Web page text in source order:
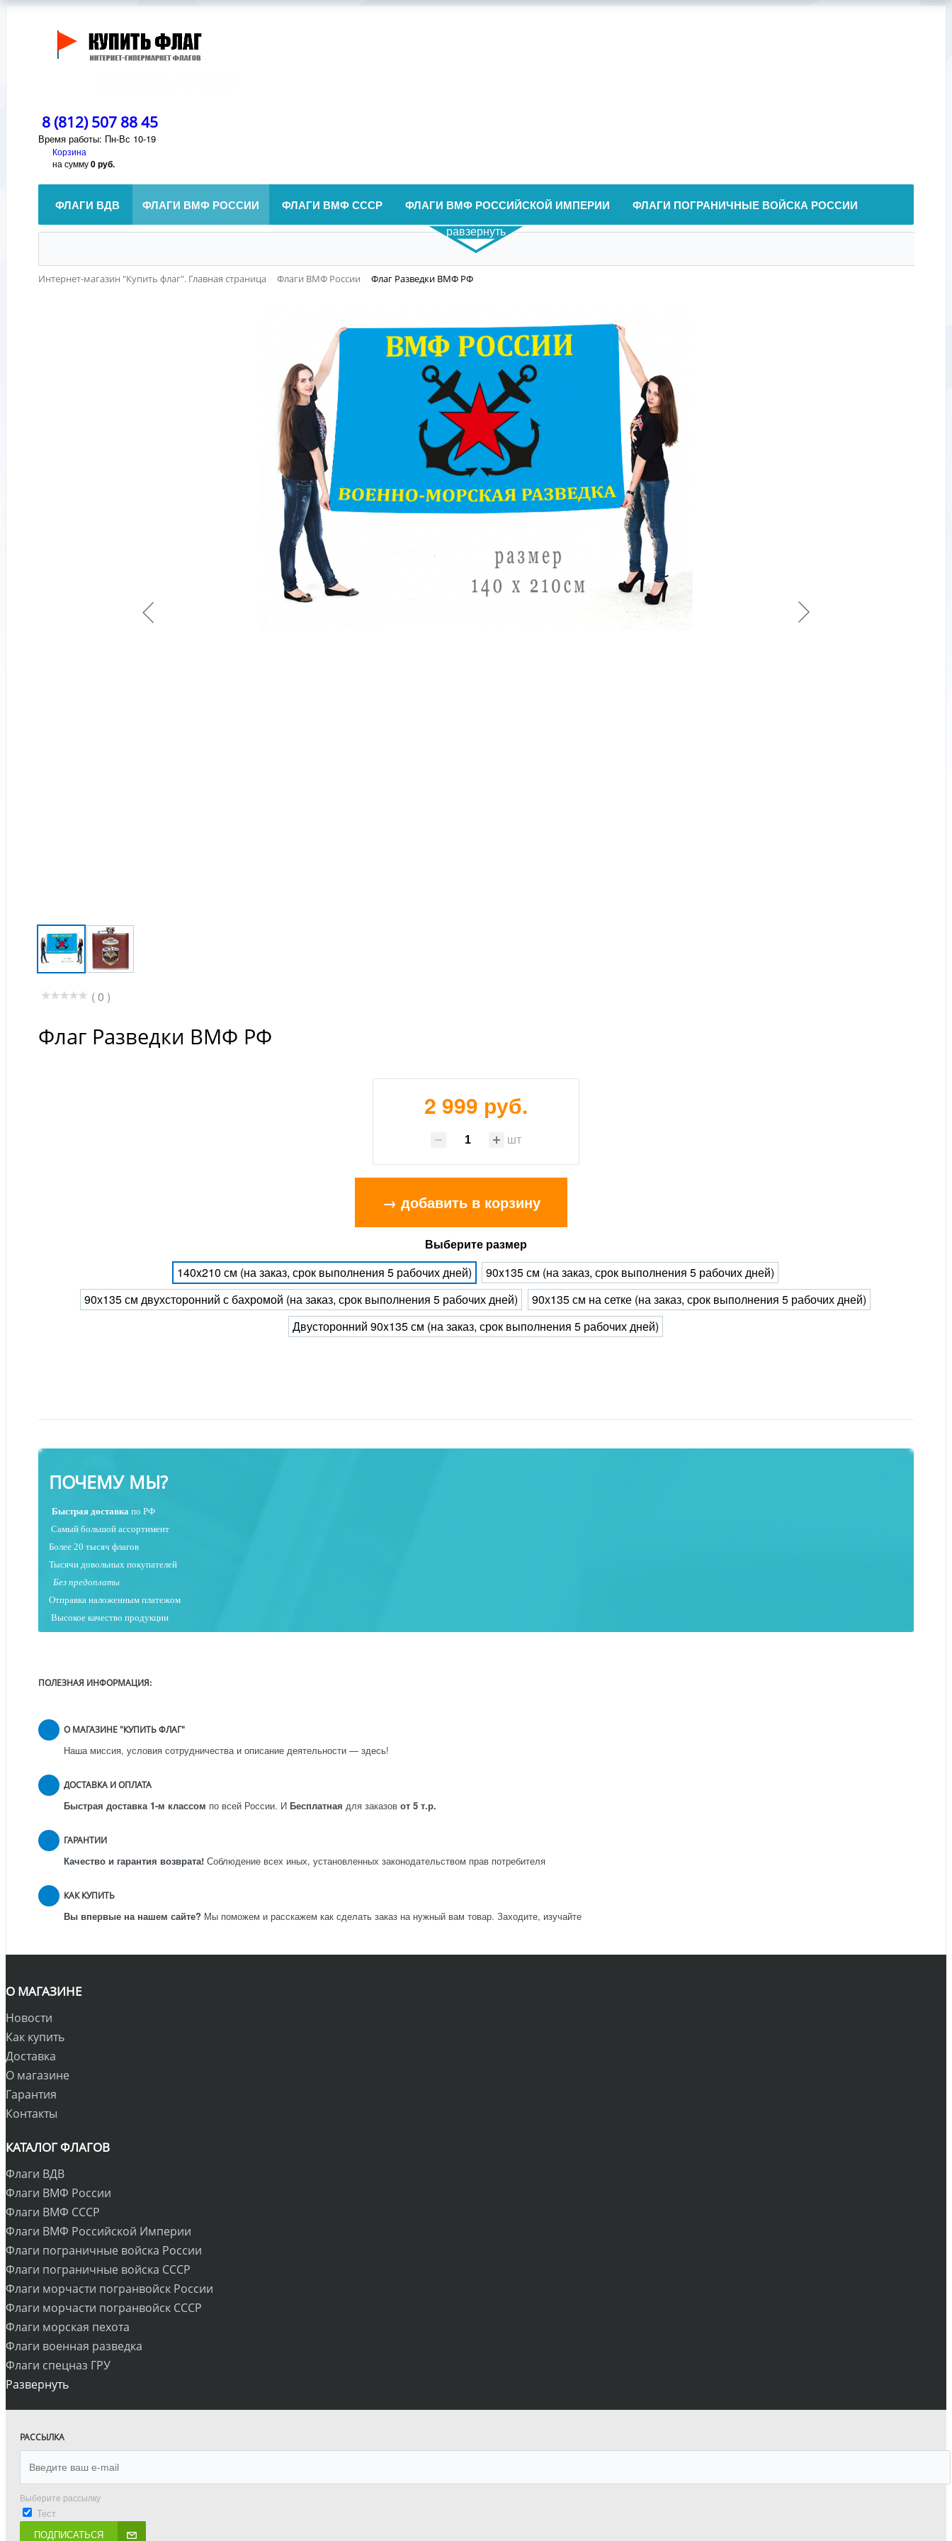
8 (812) 507 88 45
Время работы: Пн-Вс 10-19
Корзина
на сумму0 руб.
ФЛАГИ ВДВ ФЛАГИ ВМФ РОССИИ ФЛАГИ ВМФ СССР ФЛАГИ ВМФ РОССИЙСКОЙ ИМПЕРИИ ФЛАГИ ПОГРАНИЧНЫЕ ВОЙСКА РОССИИ
равзернуть
Интернет-магазин "Купить флаг". Главная страница Флаги ВМФ России Флаг Разведки ВМФ РФ
( 0 )
Флаг Разведки ВМФ РФ
2 999 руб.
шт
→ добавить в корзину
Выберите размер
140x210 см (на заказ, срок выполнения 5 рабочих дней)
90x135 см (на заказ, срок выполнения 5 рабочих дней)
90х135 см двухсторонний с бахромой (на заказ, срок выполнения 5 рабочих дней)
90х135 см на сетке (на заказ, срок выполнения 5 рабочих дней)
Двусторонний 90x135 см (на заказ, срок выполнения 5 рабочих дней)
ПОЧЕМУ МЫ?
Быстрая доставка по РФ
Самый большой ассортимент
Более 20 тысяч флагов
Тысячи довольных покупателей
Без предоплаты
Отправка наложенным платежом
Высокое качество продукции
ПОЛЕЗНАЯ ИНФОРМАЦИЯ:
О МАГАЗИНЕ "КУПИТЬ ФЛАГ"
Наша миссия, условия сотрудничества и описание деятельности — здесь!
ДОСТАВКА И ОПЛАТА
Быстрая доставка 1-м классом по всей России. И Бесплатная для заказов от 5 т.р.
ГАРАНТИИ
Качество и гарантия возврата! Соблюдение всех иных, установленных законодательством прав потребителя
КАК КУПИТЬ
Вы впервые на нашем сайте? Мы поможем и расскажем как сделать заказ на нужный вам товар. Заходите, изучайте
О МАГАЗИНЕ
Новости
Как купить
Доставка
О магазине
Гарантия
Контакты
КАТАЛОГ ФЛАГОВ
Флаги ВДВ
Флаги ВМФ России
Флаги ВМФ СССР
Флаги ВМФ Российской Империи
Флаги пограничные войска России
Флаги пограничные войска СССР
Флаги морчасти погранвойск России
Флаги морчасти погранвойск СССР
Флаги морская пехота
Флаги военная разведка
Флаги спецназ ГРУ
Развернуть
РАССЫЛКА
Выберите рассылку
Тест
ПОДПИСАТЬСЯ